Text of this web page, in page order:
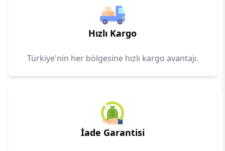
Hızlı Kargo
Türkiye'nin her bölgesine hızlı kargo avantajı.
İade Garantisi